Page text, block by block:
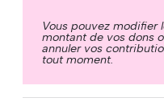
Vous pouvez modifier
montant de vos dons
annuler vos
tout moment.